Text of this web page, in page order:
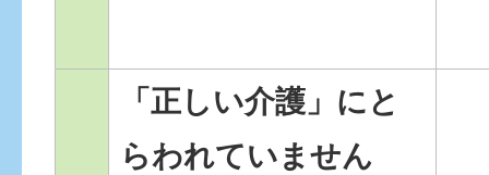
「正しい介護」にと
らわれていません